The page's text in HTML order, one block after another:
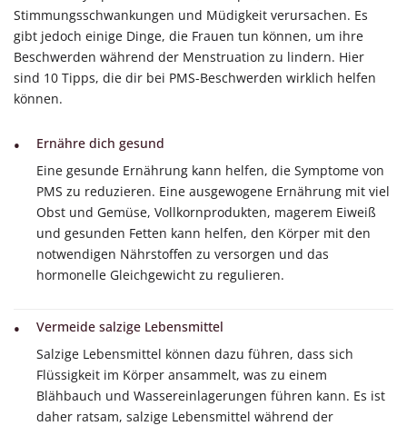
Stimmungsschwankungen und Müdigkeit verursachen. Es
gibt jedoch einige Dinge, die Frauen tun können, um ihre
Beschwerden während der Menstruation zu lindern. Hier
sind 10 Tipps, die dir bei PMS-Beschwerden wirklich helfen
können.
Ernähre dich gesund
Eine gesunde Ernährung kann helfen, die Symptome von
PMS zu reduzieren. Eine ausgewogene Ernährung mit viel
Obst und Gemüse, Vollkornprodukten, magerem Eiweiß
und gesunden Fetten kann helfen, den Körper mit den
notwendigen Nährstoffen zu versorgen und das
hormonelle Gleichgewicht zu regulieren.
Vermeide salzige Lebensmittel
Salzige Lebensmittel können dazu führen, dass sich
Flüssigkeit im Körper ansammelt, was zu einem
Blähbauch und Wassereinlagerungen führen kann. Es ist
daher ratsam, salzige Lebensmittel während der